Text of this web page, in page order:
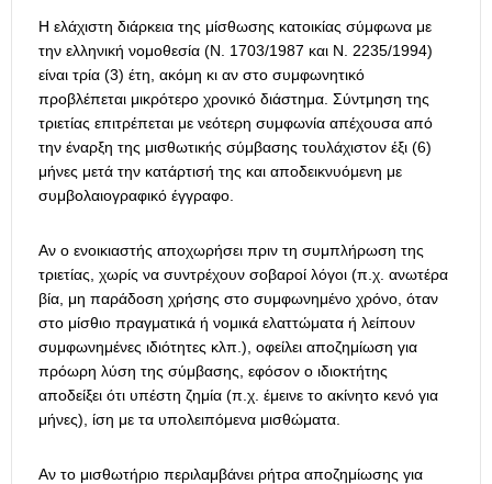
Η ελάχιστη διάρκεια της μίσθωσης κατοικίας σύμφωνα με
την ελληνική νομοθεσία (Ν. 1703/1987 και Ν. 2235/1994)
είναι τρία (3) έτη, ακόμη κι αν στο συμφωνητικό
προβλέπεται μικρότερο χρονικό διάστημα. Σύντμηση της
τριετίας επιτρέπεται με νεότερη συμφωνία απέχουσα από
την έναρξη της μισθωτικής σύμβασης τουλάχιστον έξι (6)
μήνες μετά την κατάρτισή της και αποδεικνυόμενη με
συμβολαιογραφικό έγγραφο.
Αν ο ενοικιαστής αποχωρήσει πριν τη συμπλήρωση της
τριετίας, χωρίς να συντρέχουν σοβαροί λόγοι (π.χ. ανωτέρα
βία, μη παράδοση χρήσης στο συμφωνημένο χρόνο, όταν
στο μίσθιο πραγματικά ή νομικά ελαττώματα ή λείπουν
συμφωνημένες ιδιότητες κλπ.), οφείλει αποζημίωση για
πρόωρη λύση της σύμβασης, εφόσον ο ιδιοκτήτης
αποδείξει ότι υπέστη ζημία (π.χ. έμεινε το ακίνητο κενό για
μήνες), ίση με τα υπολειπόμενα μισθώματα.
Αν το μισθωτήριο περιλαμβάνει ρήτρα αποζημίωσης για